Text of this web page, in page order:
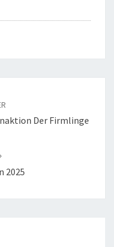
Der Firmlinge
2025